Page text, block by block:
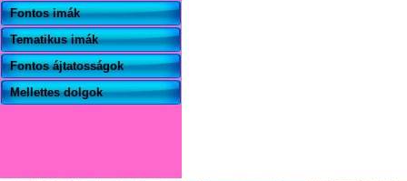
Fontos imák
Tematikus imák
Fontos ájtatosságok
Mellettes dolgok